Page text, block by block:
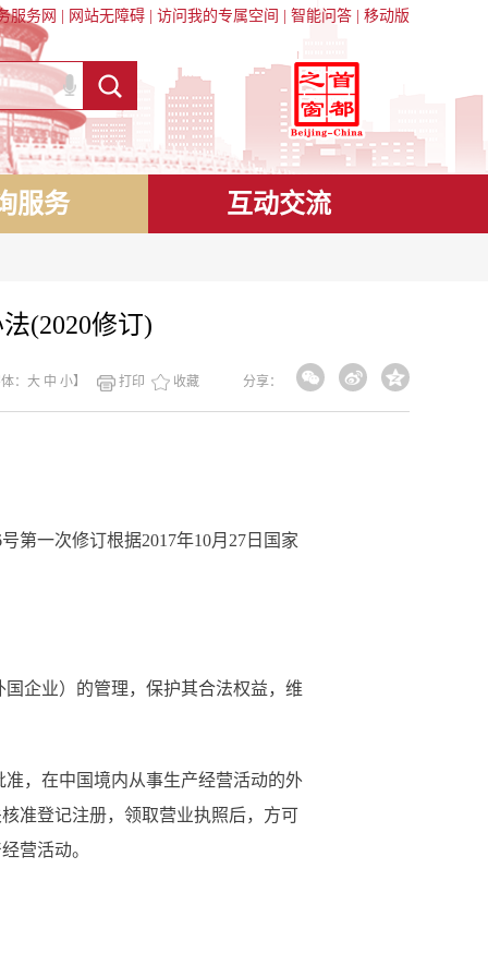
服务网 网站无障碍 访问我的专属空间 智能问答 移动版
服务 互动交流
(2020修订)
分享：
： 大 中 小】 打印 收藏
第一次修订根据2017年10月27日国家
企业）的管理，保护其合法权益，维
，在中国境内从事生产经营活动的外
准登记注册，领取营业执照后，方可
营活动。